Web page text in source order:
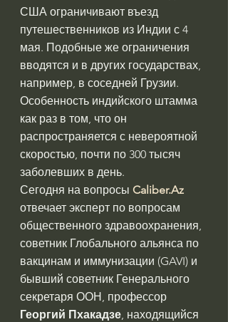
США ограничивают въезд
путешественников из Индии с 4
мая. Подобные же ограничения
вводятся и в других государствах,
например, в соседней Грузии.
Особенность индийского штамма
как раз в том, что он
распространяется с невероятной
скоростью, почти по 300 тысяч
заболевших в день.
Сегодня на вопросы Caliber.Az
отвечает эксперт по вопросам
общественного здравоохранения,
советник Глобального альянса по
вакцинам и иммунизации (GAVI) и
бывший советник Генерального
секретаря ООН, профессор
Георгий Пхакадзе , находящийся